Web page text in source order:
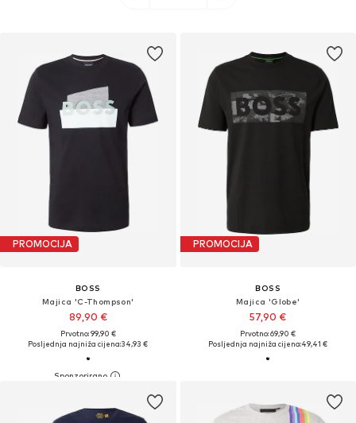
PROMOCIJA
BOSS
Majica 'C-Thompson'
89,90 €
Prvotno: 99,90 €
Posljednja najniža cijena:34,93 €
PROMOCIJA
BOSS
Majica 'Globe'
57,90 €
Prvotno: 69,90 €
Posljednja najniža cijena:49,41 €